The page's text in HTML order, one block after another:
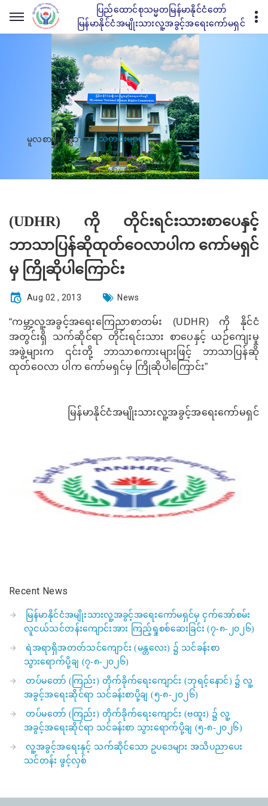
ပြည်ထောင်စုသမ္မတမြန်မာနိုင်ငံတော်
မြန်မာနိုင်ငံအမျိုးသားလူ့အခွင့်အရေးကော်မရှင်
မူလစာမျက်နှာ သတင်းများ
(UDHR) ကို တိုင်းရင်းသားစာပေနှင့်
ဘာသာပြန်ဆိုထုတ်ဝေလာပါက ကော်မရှင်
မှ ကြိုဆိုပါကြောင်း
Aug 02 , 2013 News
“ကမ္ဘာ့လူ့အခွင့်အရေးကြေညာစာတမ်း (UDHR) ကို နိုင်ငံ
အတွင်းရှိ သက်ဆိုင်ရာ တိုင်းရင်းသား စာပေနှင့် ယဉ်ကျေးမှု
အဖွဲ့များက ၎င်းတို့ ဘာသာစကားများဖြင့် ဘာသာပြန်ဆို
ထုတ်ဝေလာ ပါက ကော်မရှင်မှ ကြိုဆိုပါကြောင်း”
မြန်မာနိုင်ငံအမျိုးသားလူ့အခွင့်အရေးကော်မရှင်
Recent News
မြန်မာနိုင်ငံအမျိုးသားလူ့အခွင့်အရေးကော်မရှင်မှ ငှက်အော်စမ်း
လူငယ်သင်တန်းကျောင်းအား ကြည့်ရှုစစ်ဆေးခြင်း (၇-၈-၂၀၂၆)
ရဲအရာရှိအတတ်သင်ကျောင်း (မန္တလေး) ၌ သင်ခန်းစာ
သွားရောက်ပို့ချ (၇-၈-၂၀၂၆)
တပ်မတော် (ကြည်း) တိုက်ခိုက်ရေးကျောင်း (ဘုရင့်နောင်) ၌ လူ့
အခွင့်အရေးဆိုင်ရာ သင်ခန်းစာပို့ချ (၅-၈-၂၀၂၆)
တပ်မတော် (ကြည်း) တိုက်ခိုက်ရေးကျောင်း (ဗထူး) ၌ လူ့
အခွင့်အရေးဆိုင်ရာ သင်ခန်းစာ သွားရောက်ပို့ချ (၅-၈-၂၀၂၆)
လူ့အခွင့်အရေးနှင့် သက်ဆိုင်သော ဥပဒေများ အသိပညာပေး
သင်တန်း ဖွင့်လှစ်